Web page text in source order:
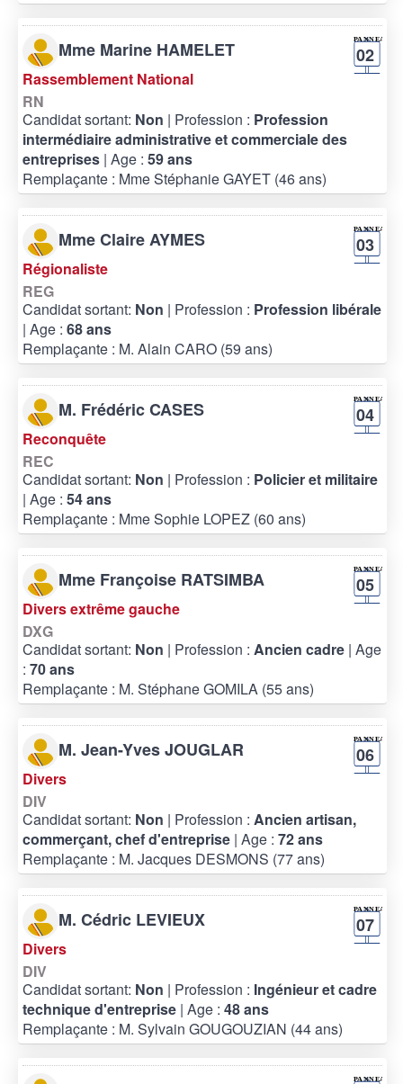
Mme Marine HAMELET 02
Rassemblement National
RN
Candidat sortant: Non | Profession : Profession
intermédiaire administrative et commerciale des
entreprises | Age : 59 ans
Remplaçante : Mme Stéphanie GAYET (46 ans)
Mme Claire AYMES 03
Régionaliste
REG
Candidat sortant: Non | Profession : Profession libérale
| Age : 68 ans
Remplaçante : M. Alain CARO (59 ans)
M. Frédéric CASES 04
Reconquête
REC
Candidat sortant: Non | Profession : Policier et militaire
| Age : 54 ans
Remplaçante : Mme Sophie LOPEZ (60 ans)
Mme Françoise RATSIMBA 05
Divers extrême gauche
DXG
Candidat sortant: Non | Profession : Ancien cadre | Age
: 70 ans
Remplaçante : M. Stéphane GOMILA (55 ans)
M. Jean-Yves JOUGLAR 06
Divers
DIV
Candidat sortant: Non | Profession : Ancien artisan,
commerçant, chef d'entreprise | Age : 72 ans
Remplaçante : M. Jacques DESMONS (77 ans)
M. Cédric LEVIEUX 07
Divers
DIV
Candidat sortant: Non | Profession : Ingénieur et cadre
technique d'entreprise | Age : 48 ans
Remplaçante : M. Sylvain GOUGOUZIAN (44 ans)